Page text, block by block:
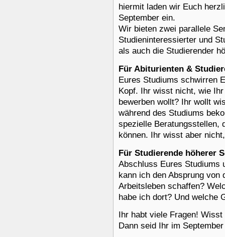
hiermit laden wir Euch
September ein.
Wir bieten zwei parallele
Studieninteressierter und
als auch die Studierender
Für Abiturienten &
Eures Studiums schwirren
Kopf. Ihr wisst nicht, wie
bewerben wollt? Ihr wollt
während des Studiums
spezielle Beratungsstellen,
können. Ihr wisst aber
Für Studierende höherer
Abschluss Eures Studiums
kann ich den Absprung von
Arbeitsleben schaffen?
habe ich dort? Und welche
Ihr habt viele Fragen!
Dann seid Ihr im